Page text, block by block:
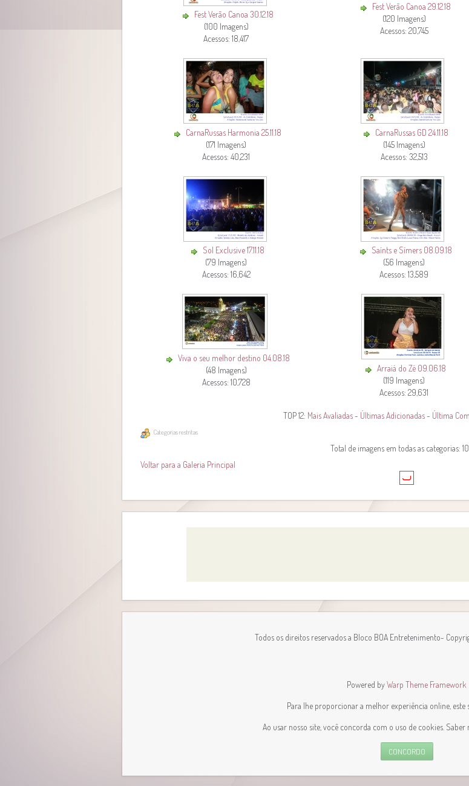
Fest Verão Canoa 30.12.18
(100 Imagens)
Acessos: 18,417
Fest Verão Canoa 29.12.18
(120 Imagens)
Acessos: 20,745
CarnaRussas Harmonia 25.11.18
(171 Imagens)
Acessos: 40,231
CarnaRussas GD 24.11.18
(145 Imagens)
Acessos: 32,513
Sol Exclusive 17.11.18
(79 Imagens)
Acessos: 16,642
Saínts e Símers 08.09.18
(56 Imagens)
Acessos: 13,589
Viva o seu melhor destino 04.08.18
(48 Imagens)
Acessos: 10,728
Arraiá do Zé 09.06.18
(119 Imagens)
Acessos: 29,631
TOP 12: Mais Avaliadas- Últimas Adicionadas- Última
Categorias restritas
Total de imagens em todas as categorias:
Voltar para a Galeria Principal
Todos os direitos reservados a Bloco BOA Entretenimento-
Powered byWarp Theme Framework
Para lhe proporcionar a melhor experiência online, este
Ao usar nosso site, você concorda com o uso de cookies. Saber
CONCORDO